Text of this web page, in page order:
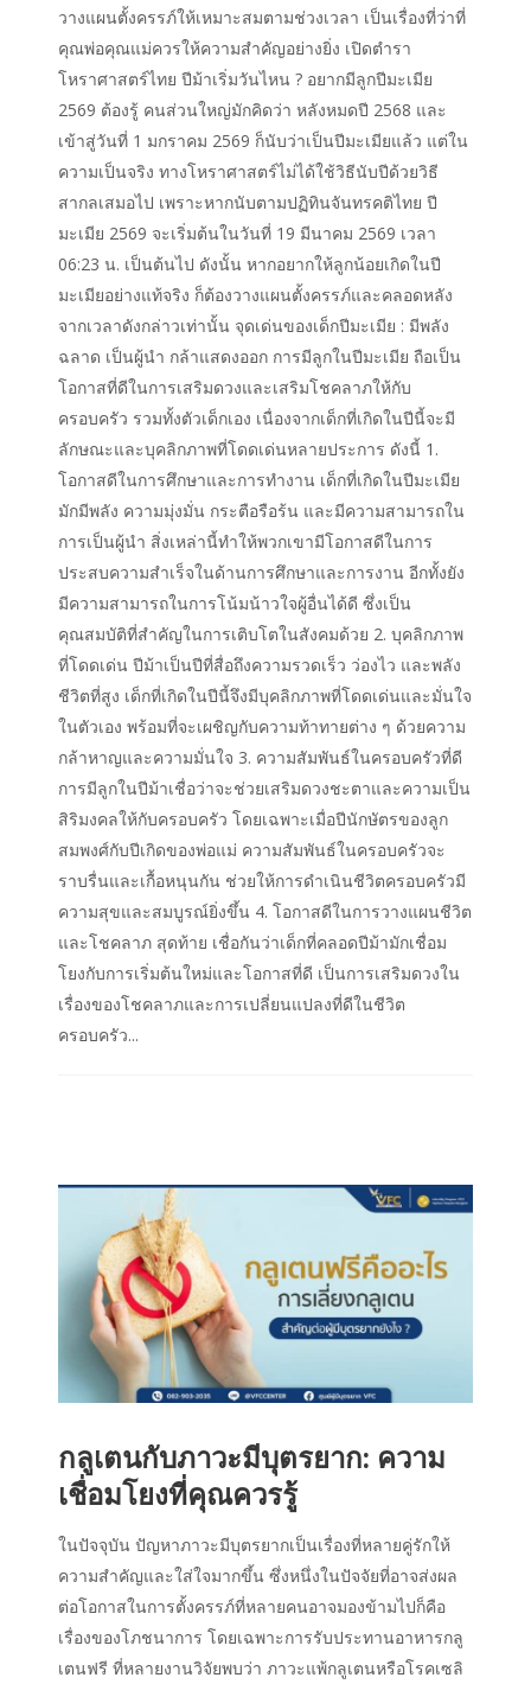
วางแผนตั้งครรภ์ให้เหมาะสมตามช่วงเวลา เป็นเรื่องที่ว่าที่
คุณพ่อคุณแม่ควรให้ความสำคัญอย่างยิ่ง เปิดตำรา
โหราศาสตร์ไทย ปีม้าเริ่มวันไหน ? อยากมีลูกปีมะเมีย
2569 ต้องรู้ คนส่วนใหญ่มักคิดว่า หลังหมดปี 2568 และ
เข้าสู่วันที่ 1 มกราคม 2569 ก็นับว่าเป็นปีมะเมียแล้ว แต่ใน
ความเป็นจริง ทางโหราศาสตร์ไม่ได้ใช้วิธีนับปีด้วยวิธี
สากลเสมอไป เพราะหากนับตามปฏิทินจันทรคติไทย ปี
มะเมีย 2569 จะเริ่มต้นในวันที่ 19 มีนาคม 2569 เวลา
06:23 น. เป็นต้นไป ดังนั้น หากอยากให้ลูกน้อยเกิดในปี
มะเมียอย่างแท้จริง ก็ต้องวางแผนตั้งครรภ์และคลอดหลัง
จากเวลาดังกล่าวเท่านั้น จุดเด่นของเด็กปีมะเมีย : มีพลัง
ฉลาด เป็นผู้นำ กล้าแสดงออก การมีลูกในปีมะเมีย ถือเป็น
โอกาสที่ดีในการเสริมดวงและเสริมโชคลาภให้กับ
ครอบครัว รวมทั้งตัวเด็กเอง เนื่องจากเด็กที่เกิดในปีนี้จะมี
ลักษณะและบุคลิกภาพที่โดดเด่นหลายประการ ดังนี้ 1.
โอกาสดีในการศึกษาและการทำงาน เด็กที่เกิดในปีมะเมีย
มักมีพลัง ความมุ่งมั่น กระตือรือร้น และมีความสามารถใน
การเป็นผู้นำ สิ่งเหล่านี้ทำให้พวกเขามีโอกาสดีในการ
ประสบความสำเร็จในด้านการศึกษาและการงาน อีกทั้งยัง
มีความสามารถในการโน้มน้าวใจผู้อื่นได้ดี ซึ่งเป็น
คุณสมบัติที่สำคัญในการเติบโตในสังคมด้วย 2. บุคลิกภาพ
ที่โดดเด่น ปีม้าเป็นปีที่สื่อถึงความรวดเร็ว ว่องไว และพลัง
ชีวิตที่สูง เด็กที่เกิดในปีนี้จึงมีบุคลิกภาพที่โดดเด่นและมั่นใจ
ในตัวเอง พร้อมที่จะเผชิญกับความท้าทายต่าง ๆ ด้วยความ
กล้าหาญและความมั่นใจ 3. ความสัมพันธ์ในครอบครัวที่ดี
การมีลูกในปีม้าเชื่อว่าจะช่วยเสริมดวงชะตาและความเป็น
สิริมงคลให้กับครอบครัว โดยเฉพาะเมื่อปีนักษัตรของลูก
สมพงศ์กับปีเกิดของพ่อแม่ ความสัมพันธ์ในครอบครัวจะ
ราบรื่นและเกื้อหนุนกัน ช่วยให้การดำเนินชีวิตครอบครัวมี
ความสุขและสมบูรณ์ยิ่งขึ้น 4. โอกาสดีในการวางแผนชีวิต
และโชคลาภ สุดท้าย เชื่อกันว่าเด็กที่คลอดปีม้ามักเชื่อม
โยงกับการเริ่มต้นใหม่และโอกาสที่ดี เป็นการเสริมดวงใน
เรื่องของโชคลาภและการเปลี่ยนแปลงที่ดีในชีวิต
ครอบครัว...
กลูเตนกับภาวะมีบุตรยาก: ความ
เชื่อมโยงที่คุณควรรู้
ในปัจจุบัน ปัญหาภาวะมีบุตรยากเป็นเรื่องที่หลายคู่รักให้
ความสำคัญและใส่ใจมากขึ้น ซึ่งหนึ่งในปัจจัยที่อาจส่งผล
ต่อโอกาสในการตั้งครรภ์ที่หลายคนอาจมองข้ามไปก็คือ
เรื่องของโภชนาการ โดยเฉพาะการรับประทานอาหารกลู
เตนฟรี ที่หลายงานวิจัยพบว่า ภาวะแพ้กลูเตนหรือโรคเซลิ